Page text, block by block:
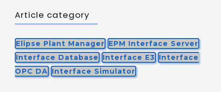
Article category
Elipse Plant Manager EPM Interface Server
Interface Database
Interface E3 Interface
OPC DA Interface Simulator